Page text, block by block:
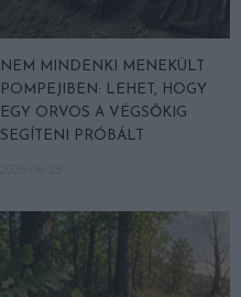
NEM MINDENKI MENEKÜLT
POMPEJIBEN: LEHET, HOGY
EGY ORVOS A VÉGSŐKIG
SEGÍTENI PRÓBÁLT